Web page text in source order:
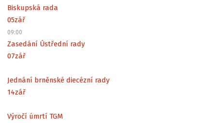
Biskupská rada
05zář
09:00
Zasedání Ústřední rady
07zář
Jednání brněnské diecézní rady
14zář
Výročí úmrtí TGM